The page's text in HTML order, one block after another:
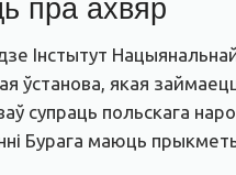
Інстытут
ўстанова, якая
супраць польскага
Бурага маюць